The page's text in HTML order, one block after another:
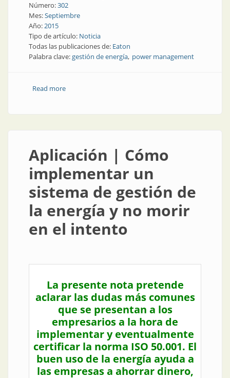
Número:302
Mes:Septiembre
Año:2015
Tipo de artículo: Noticia
Todas las publicaciones de: Eaton
Palabra clave:gestión de energía power management
Read moreabout Noticia | Nueva línea de negocios de Eaton en
Aplicación | Cómo
implementar un
sistema de gestión de
la energía y no morir
en el intento
La presente nota pretende
aclarar las dudas más comunes
que se presentan a los
empresarios a la hora de
implementar y eventualmente
certificar la norma ISO 50.001. El
buen uso de la energía ayuda a
las empresas a ahorrar dinero,